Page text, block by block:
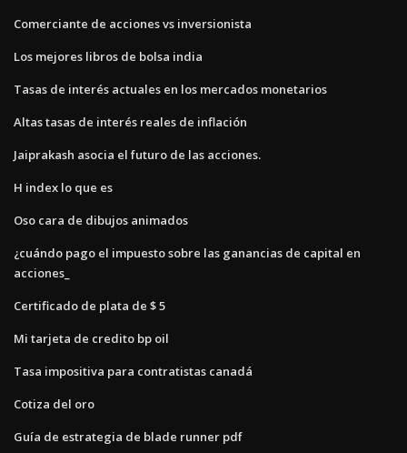
Comerciante de acciones vs inversionista
Los mejores libros de bolsa india
Tasas de interés actuales en los mercados monetarios
Altas tasas de interés reales de inflación
Jaiprakash asocia el futuro de las acciones.
H index lo que es
Oso cara de dibujos animados
¿cuándo pago el impuesto sobre las ganancias de capital en
acciones_
Certificado de plata de $ 5
Mi tarjeta de credito bp oil
Tasa impositiva para contratistas canadá
Cotiza del oro
Guía de estrategia de blade runner pdf